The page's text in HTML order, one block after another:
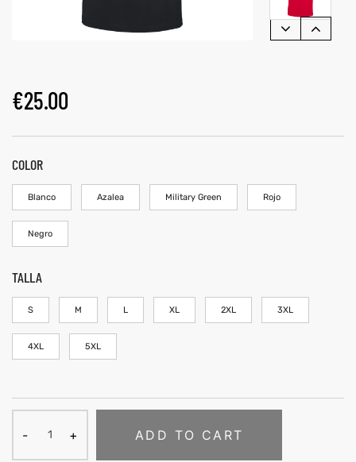
€25.00
COLOR
Blanco Azalea Military Green Rojo
Negro
TALLA
S M L XL 2XL 3XL
4XL 5XL
ADD TO CART